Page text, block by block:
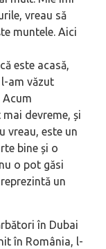
vreau să
muntele. Aici
este acasă,
am văzut
devreme, și
vreau, este un
bine și o
o pot găsi
un
în Dubai
în România, l-